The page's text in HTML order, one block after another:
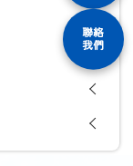
聯絡
我們